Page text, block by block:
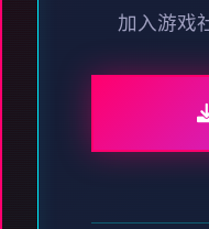
加入游戏